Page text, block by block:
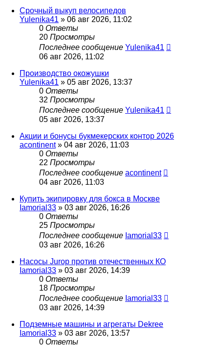
Срочный выкуп велосипедов
Yulenika41 » 06 авг 2026, 11:02
0 Ответы
20 Просмотры
Последнее сообщение Yulenika41
06 авг 2026, 11:02
Производство окожушки
Yulenika41 » 05 авг 2026, 13:37
0 Ответы
32 Просмотры
Последнее сообщение Yulenika41
05 авг 2026, 13:37
Акции и бонусы букмекерских контор 2026
acontinent» 04 авг 2026, 11:03
0 Ответы
22 Просмотры
Последнее сообщение acontinent
04 авг 2026, 11:03
Купить экипировку для бокса в Москве
Iamorial33 » 03 авг 2026, 16:26
0 Ответы
25 Просмотры
Последнее сообщение Iamorial33
03 авг 2026, 16:26
Насосы Jurop против отечественных КО
Iamorial33 » 03 авг 2026, 14:39
0 Ответы
18 Просмотры
Последнее сообщение Iamorial33
03 авг 2026, 14:39
Подземные машины и агрегаты Dekree
Iamorial33 » 03 авг 2026, 13:57
0 Ответы